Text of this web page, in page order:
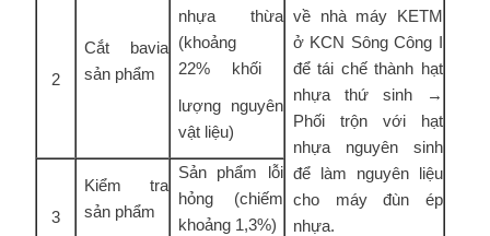
2
Cắt bavia
sản phẩm
nhựa thừa
(khoảng
22% khối
lượng nguyên
vật liệu)
về nhà máy KETM
ở KCN Sông Công I
để tái chế thành hạt
nhựa thứ sinh →
Phối trộn với hạt
nhựa nguyên sinh
để làm nguyên liệu
cho máy đùn ép
nhựa.
3
Kiểm tra
sản phẩm
Sản phẩm lỗi
hỏng (chiếm
khoảng 1,3%)